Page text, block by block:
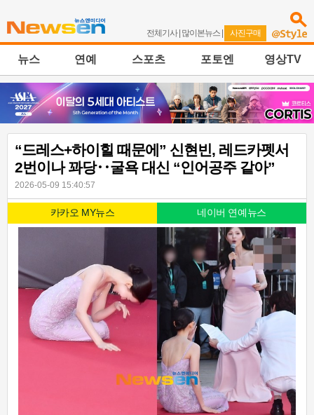
전체기사| 많이본뉴스 | 사진구매
뉴스 연예 스포츠 포토엔 영상TV
“드레스+하이힐 때문에” 신현빈, 레드카펫서
2번이나 꽈당‥굴욕 대신 “인어공주 같아”
2026-05-09 15:40:57
카카오 MY뉴스 네이버 연예뉴스